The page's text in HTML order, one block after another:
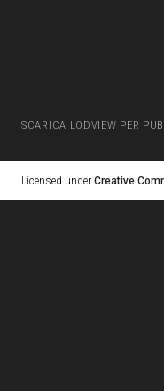
SCARICA LODVIEW PER
Licensed under Creative